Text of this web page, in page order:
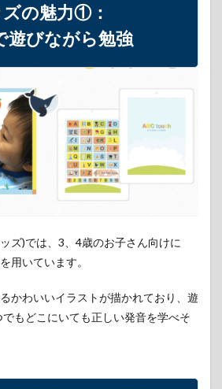
の魅力①：
遊びながら勉強
ズ)では、3、4歳のお子さん向けに
用いています。
かわいいイラストが描かれており、遊
もどこにいても正しい発音を学べそ